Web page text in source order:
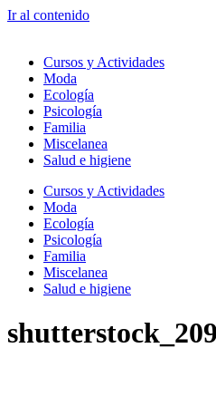
Ir al contenido
Cursos y Actividades
Moda
Ecología
Psicología
Familia
Miscelanea
Salud e higiene
Cursos y Actividades
Moda
Ecología
Psicología
Familia
Miscelanea
Salud e higiene